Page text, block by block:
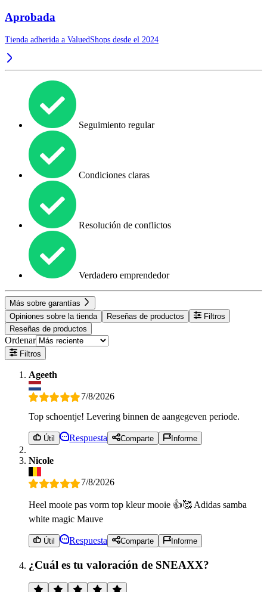
Aprobada
Tienda adherida a ValuedShops desde el 2024
Seguimiento regular
Condiciones claras
Resolución de conflictos
Verdadero emprendedor
Más sobre garantías
Opiniones sobre la tienda
Reseñas de productos
Filtros
Reseñas de productos
Ordenar
Filtros
Ageeth
7/8/2026
Top schoentje! Levering binnen de aangegeven periode.
Útil Respuesta Comparte Informe
Nicole
7/8/2026
Heel mooie pas vorm top kleur mooie 👍🥰 Adidas samba
white magic Mauve
Útil Respuesta Comparte Informe
¿Cuál es tu valoración de SNEAXX?